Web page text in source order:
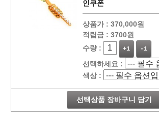
인쿠폰
상품가 : 370,000원
적립금 : 3700원
수량 :
+1 -1
선택하세요 :
색상 :
선택상품 장바구니 담기